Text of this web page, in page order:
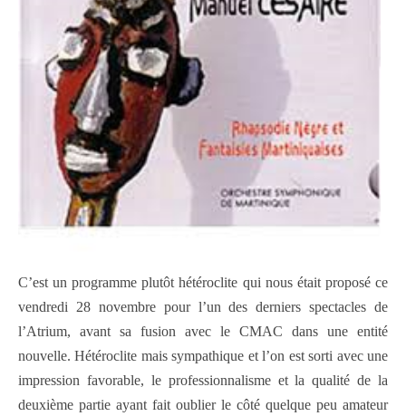
C’est un programme plutôt hétéroclite qui nous était proposé ce
vendredi 28 novembre pour l’un des derniers spectacles de
l’Atrium, avant sa fusion avec le CMAC dans une entité
nouvelle. Hétéroclite mais sympathique et l’on est sorti avec une
impression favorable, le professionnalisme et la qualité de la
deuxième partie ayant fait oublier le côté quelque peu amateur